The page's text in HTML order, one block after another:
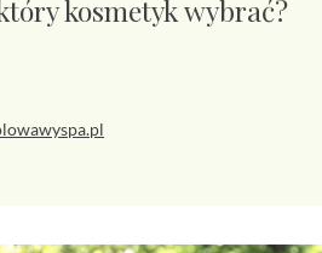
kosmetyk wybrać?